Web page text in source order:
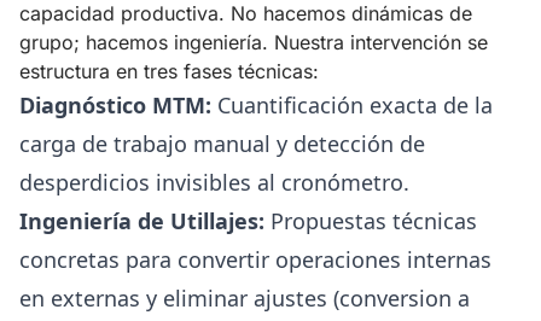
capacidad productiva. No hacemos dinámicas de
grupo; hacemos ingeniería. Nuestra intervención se
estructura en tres fases técnicas:
Diagnóstico MTM: Cuantificación exacta de la
carga de trabajo manual y detección de
desperdicios invisibles al cronómetro.
Ingeniería de Utillajes: Propuestas técnicas
concretas para convertir operaciones internas
en externas y eliminar ajustes (conversion a